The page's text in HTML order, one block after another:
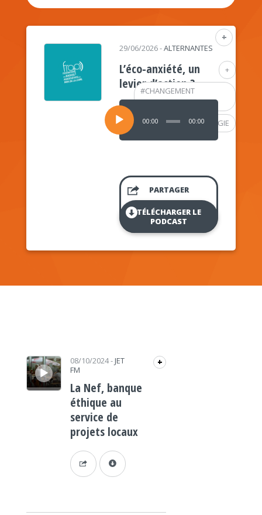
+
+
#CHANGEMENT
CLIMATIQUE
#PSYCHOLOGIE
29/06/2026-ALTERNANTES
L’éco-anxiété, un
levier d’action ?
Lecteur
audio
00:00 00:00
PARTAGER
TÉLÉCHARGER LE
PODCAST
Lecteur audio 08/10/2024- JET
FM
+
La Nef, banque
éthique au
service de
projets locaux